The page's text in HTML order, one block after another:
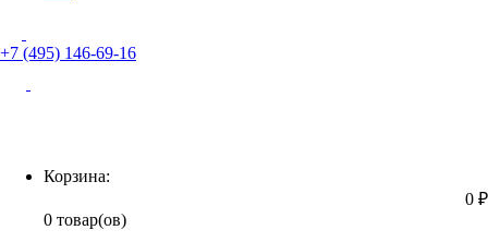
+7 (495) 146-69-16
Корзина:
0 ₽
0 товар(ов)